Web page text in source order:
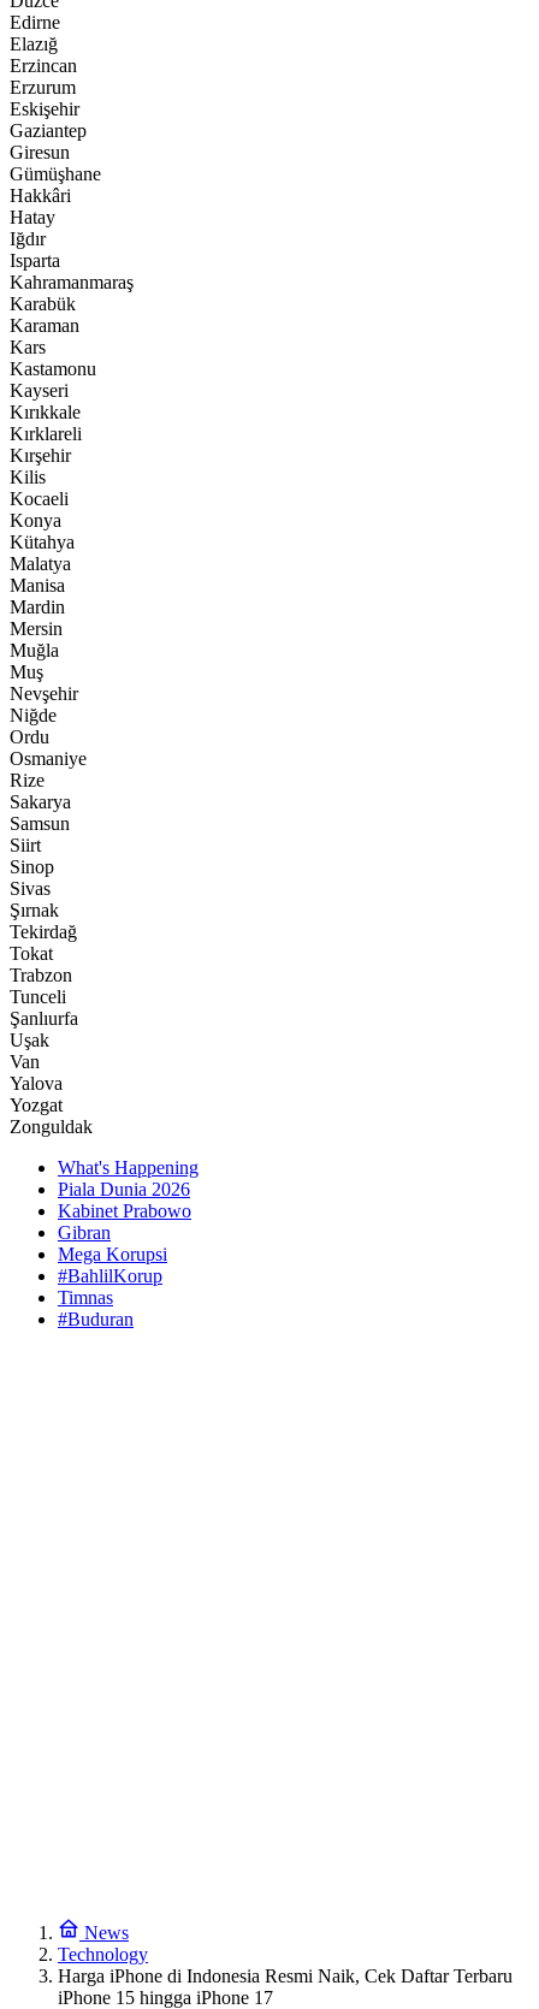
Edirne
Elazığ
Erzincan
Erzurum
Eskişehir
Gaziantep
Giresun
Gümüşhane
Hakkâri
Hatay
Iğdır
Isparta
Kahramanmaraş
Karabük
Karaman
Kars
Kastamonu
Kayseri
Kırıkkale
Kırklareli
Kırşehir
Kilis
Kocaeli
Konya
Kütahya
Malatya
Manisa
Mardin
Mersin
Muğla
Muş
Nevşehir
Niğde
Ordu
Osmaniye
Rize
Sakarya
Samsun
Siirt
Sinop
Sivas
Şırnak
Tekirdağ
Tokat
Trabzon
Tunceli
Şanlıurfa
Uşak
Van
Yalova
Yozgat
Zonguldak
What's Happening
Piala Dunia 2026
Kabinet Prabowo
Gibran
Mega Korupsi
#BahlilKorup
Timnas
#Buduran
News
Technology
Harga iPhone di Indonesia Resmi Naik, Cek Daftar Terbaru
iPhone 15 hingga iPhone 17